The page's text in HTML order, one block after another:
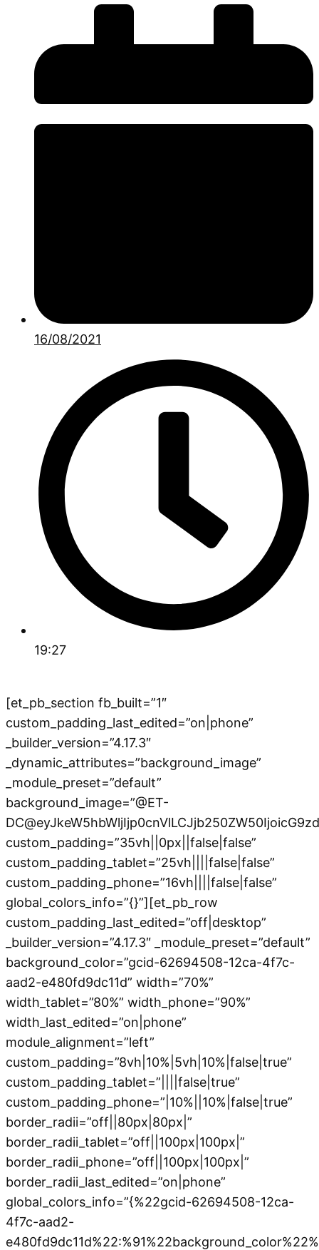
16/08/2021
19:27
[et_pb_section fb_built=”1″
custom_padding_last_edited=”on|phone”
_builder_version=”4.17.3″
_dynamic_attributes=”background_image”
_module_preset=”default”
background_image=”@ET-
custom_padding=”35vh||0px||false|false”
custom_padding_tablet=”25vh||||false|false”
custom_padding_phone=”16vh||||false|false”
global_colors_info=”{}”][et_pb_row
custom_padding_last_edited=”off|desktop”
_builder_version=”4.17.3″ _module_preset=”default”
background_color=”gcid-62694508-12ca-4f7c-
aad2-e480fd9dc11d” width=”70%”
width_tablet=”80%” width_phone=”90%”
width_last_edited=”on|phone”
module_alignment=”left”
custom_padding=”8vh|10%|5vh|10%|false|true”
custom_padding_tablet=”||||false|true”
custom_padding_phone=”|10%||10%|false|true”
border_radii=”off||80px|80px|”
border_radii_tablet=”off||100px|100px|”
border_radii_phone=”off||100px|100px|”
border_radii_last_edited=”on|phone”
global_colors_info=”{%22gcid-62694508-12ca-
4f7c-aad2-